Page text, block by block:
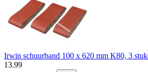
Irwin schuurband 100 x 620 mm K80, 3
13.99